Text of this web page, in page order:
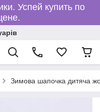
Успей купить по
Зимова шапочка дитяча